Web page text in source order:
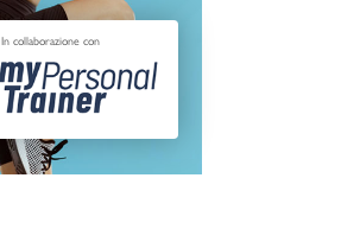
In collaborazione con